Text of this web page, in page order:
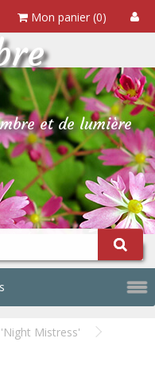
Mon panier (0)
et de lumière
Mistress'